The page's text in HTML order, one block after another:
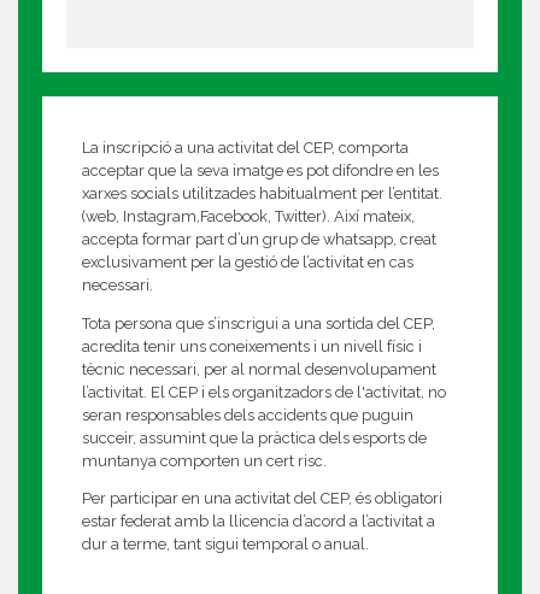
La inscripció a una activitat del CEP, comporta
acceptar que la seva imatge es pot difondre en les
xarxes socials utilitzades habitualment per l’entitat.
(web, Instagram,Facebook, Twitter). Així mateix,
accepta formar part d’un grup de whatsapp, creat
exclusivament per la gestió de l’activitat en cas
necessari.
Tota persona que s’inscrigui a una sortida del CEP,
acredita tenir uns coneixements i un nivell físic i
tècnic necessari, per al normal desenvolupament
l’activitat. El CEP i els organitzadors de l'activitat, no
seran responsables dels accidents que puguin
succeir, assumint que la pràctica dels esports de
muntanya comporten un cert risc.
Per participar en una activitat del CEP, és obligatori
estar federat amb la llicencia d’acord a l’activitat a
dur a terme, tant sigui temporal o anual.